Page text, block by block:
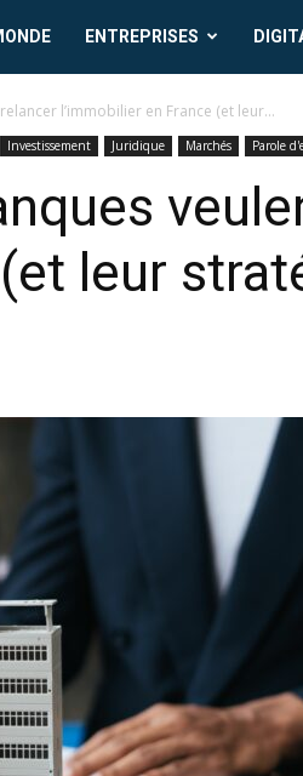
ENTREPRISES
l’immobilier en France (et leur...
Investissement Juridique Marchés Parole
leur